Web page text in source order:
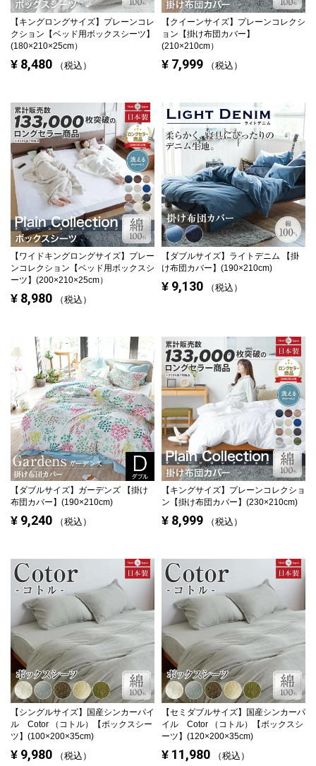
【キングロングサイズ】 プレーンコレ
クション【ベッド用ボックスシーツ】
(180×210×25cm）
¥ 8,480 税込
【クイーンサイズ】 プレーンコレクシ
ョン【掛け布団カバー】
(210×210cm）
¥ 7,999 税込
【ワイドキングロングサイズ】 プレー
ンコレクション【ベッド用ボックスシ
ーツ】(200×210×25cm）
¥ 8,980 税込
【ダブルサイズ】 ライトデニム 【掛
け布団カバー】(190×210cm)
¥ 9,130 税込
【ダブルサイズ】 ガーデンズ 【掛け
布団カバー】(190×210cm)
¥ 9,240 税込
【キングサイズ】 プレーンコレクショ
ン【掛け布団カバー】(230×210cm)
¥ 8,999 税込
【シングルサイズ】 国産シンカーパイ
ル Cotor （コトル）【ボックスシー
ツ】(100×200×35cm)
¥ 9,980 税込
【セミダブルサイズ】 国産シンカーパ
イル Cotor （コトル）【ボックスシ
ーツ】(120×200×35cm)
¥ 11,980 税込